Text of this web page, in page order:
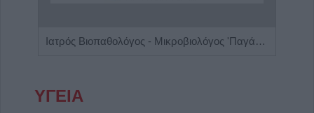
Ιατρός Βιοπαθολόγος - Μικροβιολόγος 'Παγάνα Μάγδα'
ΥΓΕΙΑ